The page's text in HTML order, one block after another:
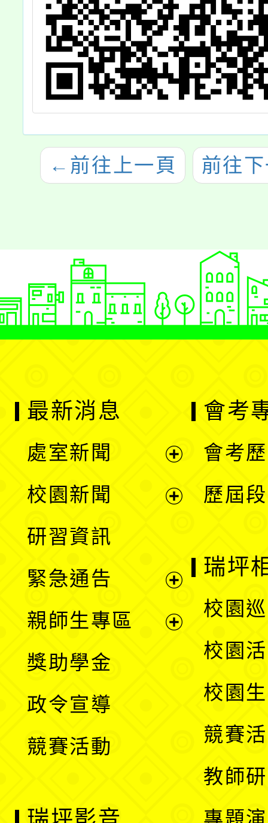
← 前往上一頁 前往
最新消息
處室新聞
單
校園新聞
選
單
研習資訊
緊急通告
親師生專區
獎助學金
政令宣導
競賽活動
會考
會考
歷屆
瑞坪
校園
校園
校園
競賽
教師
專題